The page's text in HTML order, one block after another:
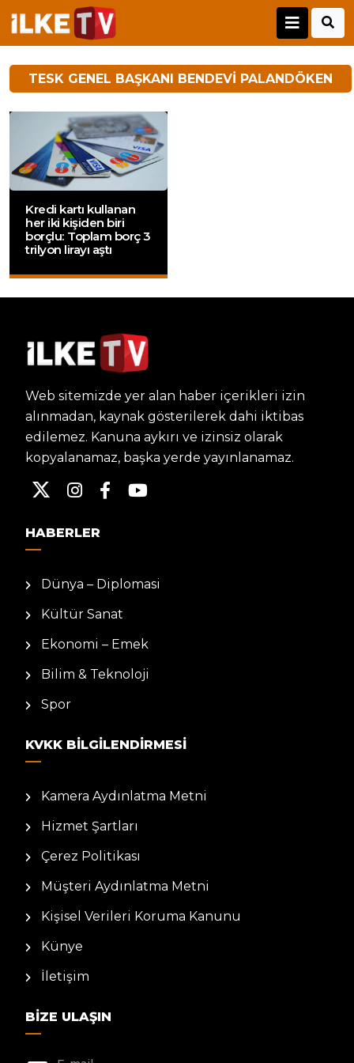
TESK GENEL BAŞKANI BENDEVI PALANDÖKEN
Kredi kartı kullanan
her iki kişiden biri
borçlu: Toplam borç 3
trilyon lirayı aştı
Web sitemizde yer alan haber içerikleri izin
alınmadan, kaynak gösterilerek dahi iktibas
edilemez. Kanuna aykırı ve izinsiz olarak
kopyalanamaz, başka yerde yayınlanamaz.
HABERLER
Dünya – Diplomasi
Kültür Sanat
Ekonomi – Emek
Bilim & Teknoloji
Spor
KVKK BILGILENDIRMESI
Kamera Aydınlatma Metni
Hizmet Şartları
Çerez Politikası
Müşteri Aydınlatma Metni
Kişisel Verileri Koruma Kanunu
Künye
İletişim
BIZE ULAŞIN